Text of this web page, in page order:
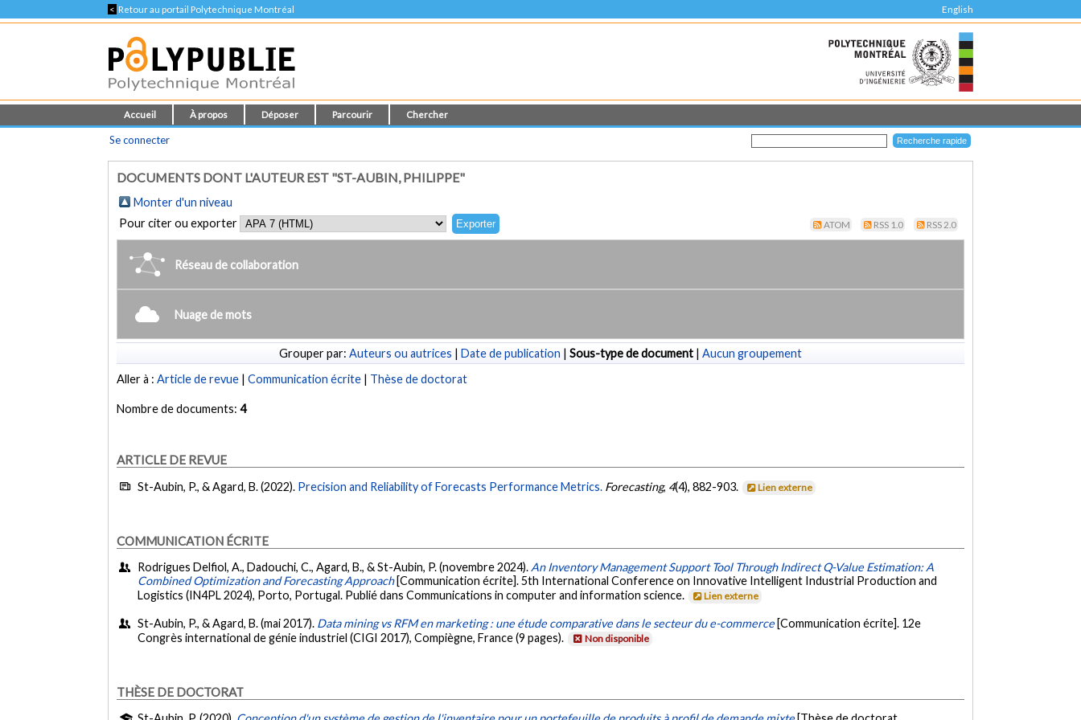
< Retour au portail Polytechnique Montréal English
Accueil À propos Déposer Parcourir Chercher
Se connecter
DOCUMENTS DONT L'AUTEUR EST "ST-AUBIN, PHILIPPE"
Monter d'un niveau
Pour citer ou exporter
ATOM RSS 1.0 RSS 2.0
Réseau de collaboration
Nuage de mots
Grouper par: Auteurs ou autrices | Date de publication | Sous-type de document | Aucun groupement
Aller à :Article de revue |Communication écrite | Thèse de doctorat
Nombre de documents:4
ARTICLE DE REVUE
St-Aubin, P., & Agard, B. (2022). Precision and Reliability of Forecasts Performance Metrics. Forecasting, 4(4), 882-903. Lien externe
COMMUNICATION ÉCRITE
Rodrigues Delfiol, A., Dadouchi, C., Agard, B., & St-Aubin, P. (novembre 2024). An Inventory Management Support Tool Through Indirect Q-Value Estimation: A
Combined Optimization and Forecasting Approach [Communication écrite]. 5th International Conference on Innovative Intelligent Industrial Production and
Logistics (IN4PL 2024), Porto, Portugal. Publié dans Communications in computer and information science.
Lien externe
St-Aubin, P., & Agard, B. (mai 2017). Data mining vs RFM en marketing : une étude comparative dans le secteur du e-commerce [Communication écrite]. 12e
Congrès international de génie industriel (CIGI 2017), Compiègne, France (9 pages).
Non disponible
THÈSE DE DOCTORAT